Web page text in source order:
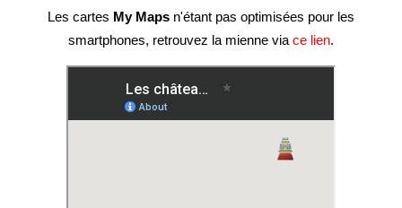
Les cartes My Maps n'étant pas optimisées pour les
smartphones, retrouvez la mienne via ce lien.